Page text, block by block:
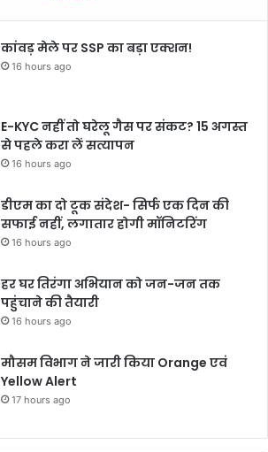
कांवड़ मेले पर SSP का बड़ा एक्शन!
16 hours ago
E-KYC नहीं तो घरेलू गैस पर संकट? 15 अगस्त
से पहले करा लें सत्यापन
16 hours ago
डीएम का दो टूक संदेश- सिर्फ एक दिन की
सफाई नहीं, लगातार होगी मॉनिटरिंग
16 hours ago
हर घर तिरंगा अभियान को जन-जन तक
पहुंचाने की तैयारी
16 hours ago
मौसम विभाग ने जारी किया Orange एवं
Yellow Alert
17 hours ago